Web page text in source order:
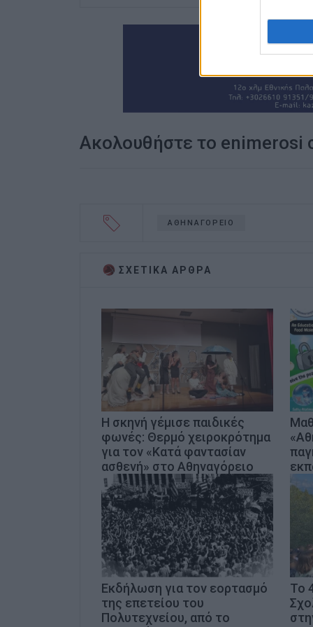
Ακολουθήστε το enimerosi
ΑΘΗΝΑΓΟΡΕΙΟ
ΣΧΕΤΙΚA AΡΘΡΑ
Η σκηνή γέμισε παιδικές
φωνές: Θερμό χειροκρότημα
για τον «Κατά φαντασίαν
ασθενή» στο Αθηναγόρειο
Εκδήλωση για τον εορτασμό
της επετείου του
Πολυτεχνείου, από το
Το